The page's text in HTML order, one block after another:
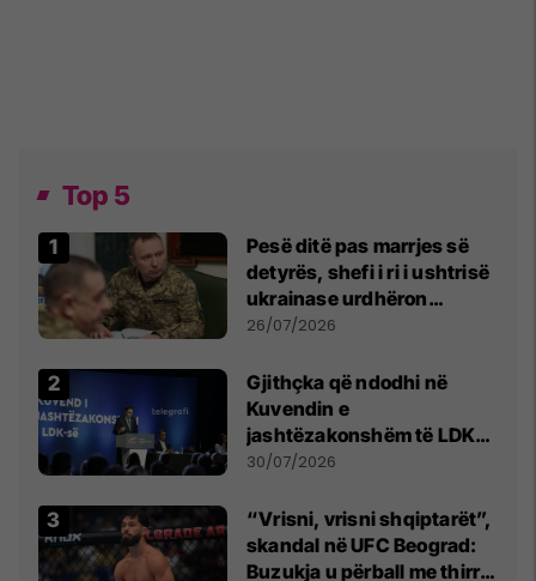
Top 5
Pesë ditë pas marrjes së
detyrës, shefi i ri i ushtrisë
ukrainase urdhëron
kontroll të madh
26/07/2026
Gjithçka që ndodhi në
Kuvendin e
jashtëzakonshëm të LDK-
së
30/07/2026
“Vrisni, vrisni shqiptarët”,
skandal në UFC Beograd:
Buzukja u përball me thirrje